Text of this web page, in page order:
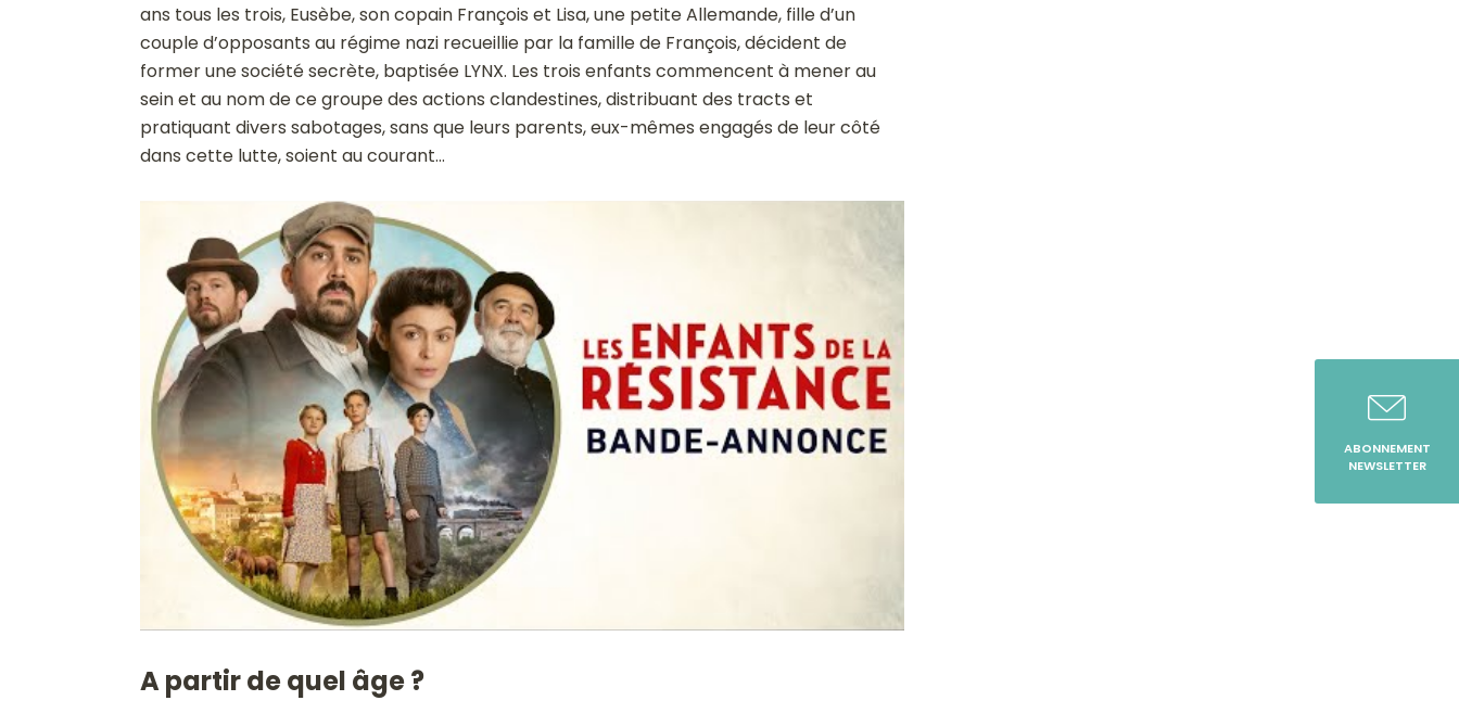
ans tous les trois, Eusèbe, son copain François et Lisa, une petite Allemande, fille d’un
couple d’opposants au régime nazi recueillie par la famille de François, décident de
former une société secrète, baptisée LYNX. Les trois enfants commencent à mener au
sein et au nom de ce groupe des actions clandestines, distribuant des tracts et
pratiquant divers sabotages, sans que leurs parents, eux-mêmes engagés de leur côté
dans cette lutte, soient au courant…
A partir de quel âge ?
ABONNEMENT
NEWSLETTER